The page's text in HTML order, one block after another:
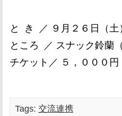
と き
／ ９月２６日（
ところ
／ スナック鈴蘭
チケット／ ５，０００円
Tags: 交流連携